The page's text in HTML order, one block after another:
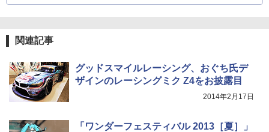
関連記事
グッドスマイルレーシング、おぐち氏デ
ザインのレーシングミク Z4をお披露目
2014年2月17日
「ワンダーフェスティバル 2013［夏］」